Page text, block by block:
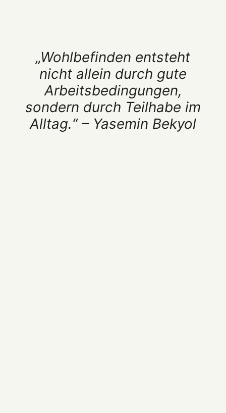
„Wohlbefinden entsteht
nicht allein durch gute
Arbeitsbedingungen,
sondern durch Teilhabe im
Alltag.“ – Yasemin Bekyol